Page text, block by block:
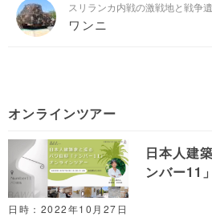
スリランカ内戦の激戦地と戦争
ワンニ
オンラインツアー
日本人建
ンバー11
日時：2022年10月27日